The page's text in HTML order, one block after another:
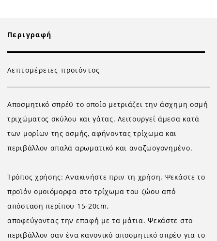
Περιγραφή
Λεπτομέρειες προϊόντος
Αποσμητικό σπρέϋ το οποίο μετριάζει την άσχημη οσμή
τριχώματος σκύλου και γάτας. Λειτουργεί άμεσα κατά
των μορίων της οσμής, αφήνοντας τρίχωμα και
περιβάλλον απαλά αρωματικό και αναζωογονημένο.
Τρόπος χρήσης: Ανακινήστε πριν τη χρήση. Ψεκάστε το
προϊόν ομοιόμορφα στο τρίχωμα του ζώου από
απόσταση περίπου 15-20cm,
αποφεύγοντας την επαφή με τα μάτια. Ψεκάστε στο
περιβάλλον σαν ένα κανονικό αποσμητικό σπρέϋ για το